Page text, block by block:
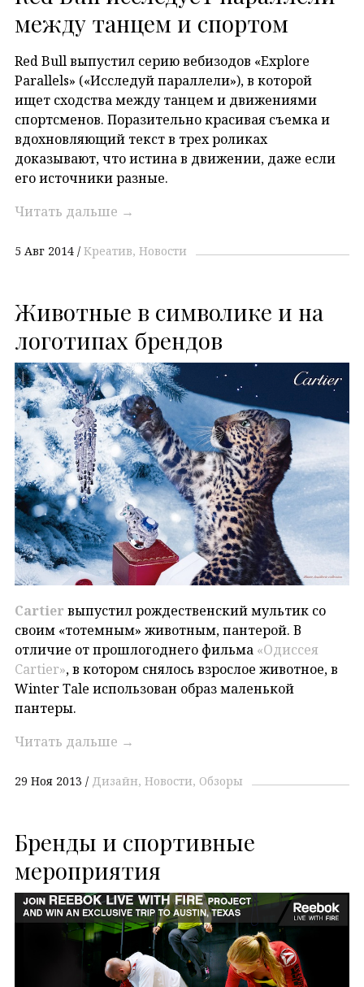
между танцем и спортом
Red Bull выпустил серию вебизодов «Explore
Parallels» («Исследуй параллели»), в которой
ищет сходства между танцем и движениями
спортсменов. Поразительно красивая съемка и
вдохновляющий текст в трех роликах
доказывают, что истина в движении, даже если
его источники разные.
Читать дальше →
5 Авг 2014 Креатив Новости
Животные в символике и на
логотипах брендов
Cartierвыпустил рождественский мультик со
своим «тотемным» животным, пантерой. В
отличие от прошлогоднего фильма «Одиссея
Cartier», в котором снялось взрослое животное, в
Winter Tale использован образ маленькой
пантеры.
Читать дальше →
29 Ноя 2013 Дизайн Новости Обзоры
Бренды и спортивные
мероприятия